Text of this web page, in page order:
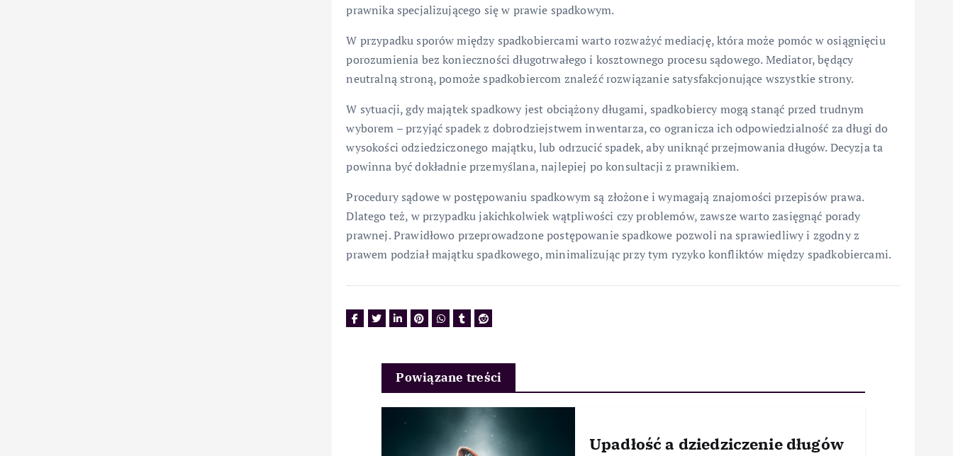
prawnika specjalizującego się w prawie spadkowym.
W przypadku sporów między spadkobiercami warto rozważyć mediację, która może pomóc w osiągnięciu
porozumienia bez konieczności długotrwałego i kosztownego procesu sądowego. Mediator, będący
neutralną stroną, pomoże spadkobiercom znaleźć rozwiązanie satysfakcjonujące wszystkie strony.
W sytuacji, gdy majątek spadkowy jest obciążony długami, spadkobiercy mogą stanąć przed trudnym
wyborem – przyjąć spadek z dobrodziejstwem inwentarza, co ogranicza ich odpowiedzialność za długi do
wysokości odziedziczonego majątku, lub odrzucić spadek, aby uniknąć przejmowania długów. Decyzja ta
powinna być dokładnie przemyślana, najlepiej po konsultacji z prawnikiem.
Procedury sądowe w postępowaniu spadkowym są złożone i wymagają znajomości przepisów prawa.
Dlatego też, w przypadku jakichkolwiek wątpliwości czy problemów, zawsze warto zasięgnąć porady
prawnej. Prawidłowo przeprowadzone postępowanie spadkowe pozwoli na sprawiedliwy i zgodny z
prawem podział majątku spadkowego, minimalizując przy tym ryzyko konfliktów między spadkobiercami.
Powiązane treści
Upadłość a dziedziczenie długów